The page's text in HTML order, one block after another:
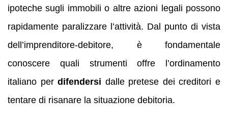
ipoteche sugli immobili o altre azioni legali possono
rapidamente paralizzare l’attività. Dal punto di vista
dell’imprenditore-debitore, è fondamentale
conoscere quali strumenti offre l’ordinamento
italiano perdifendersi dalle pretese dei creditori e
tentare di risanare la situazione debitoria.